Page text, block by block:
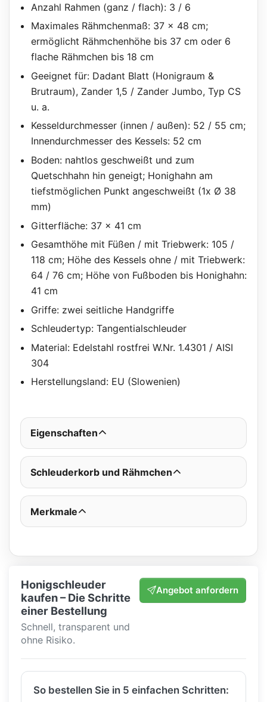
Anzahl Rahmen (ganz / flach): 3 / 6
Maximales Rähmchenmaß: 37 x 48 cm;
ermöglicht Rähmchenhöhe bis 37 cm oder 6
flache Rähmchen bis 18 cm
Geeignet für: Dadant Blatt (Honigraum &
Brutraum), Zander 1,5 / Zander Jumbo, Typ CS
u. a.
Kesseldurchmesser (innen / außen): 52 / 55 cm;
Innendurchmesser des Kessels: 52 cm
Boden: nahtlos geschweißt und zum
Quetschhahn hin geneigt; Honighahn am
tiefstmöglichen Punkt angeschweißt (1x Ø 38
mm)
Gitterfläche: 37 x 41 cm
Gesamthöhe mit Füßen / mit Triebwerk: 105 /
118 cm; Höhe des Kessels ohne / mit Triebwerk:
64 / 76 cm; Höhe von Fußboden bis Honighahn:
41 cm
Griffe: zwei seitliche Handgriffe
Schleudertyp: Tangentialschleuder
Material: Edelstahl rostfrei W.Nr. 1.4301 / AISI
304
Herstellungsland: EU (Slowenien)
Eigenschaften
Schleuderkorb und Rähmchen
Merkmale
Honigschleuder
kaufen – Die Schritte
einer Bestellung
Schnell, transparent und
ohne Risiko.
Angebot anfordern
So bestellen Sie in 5 einfachen Schritten: